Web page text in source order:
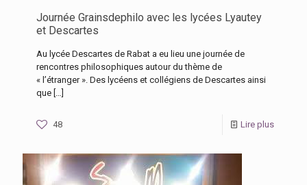
Journée Grainsdephilo avec les lycées Lyautey
et Descartes
Au lycée Descartes de Rabat a eu lieu une journée de
rencontres philosophiques autour du thème de
« l’étranger ». Des lycéens et collégiens de Descartes ainsi
que […]
48 Lire plus